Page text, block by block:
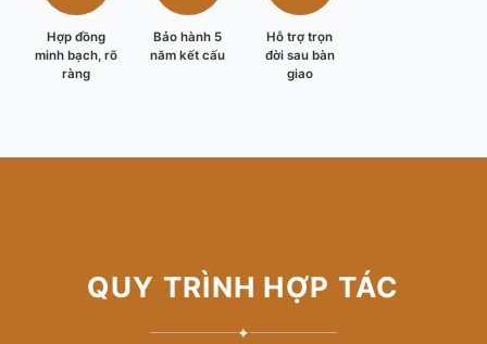
Hợp đồng
minh bạch, rõ
ràng
Bảo hành 5
năm kết cấu
Hỗ trợ trọn
đời sau bàn
giao
QUY TRÌNH HỢP TÁC
✦